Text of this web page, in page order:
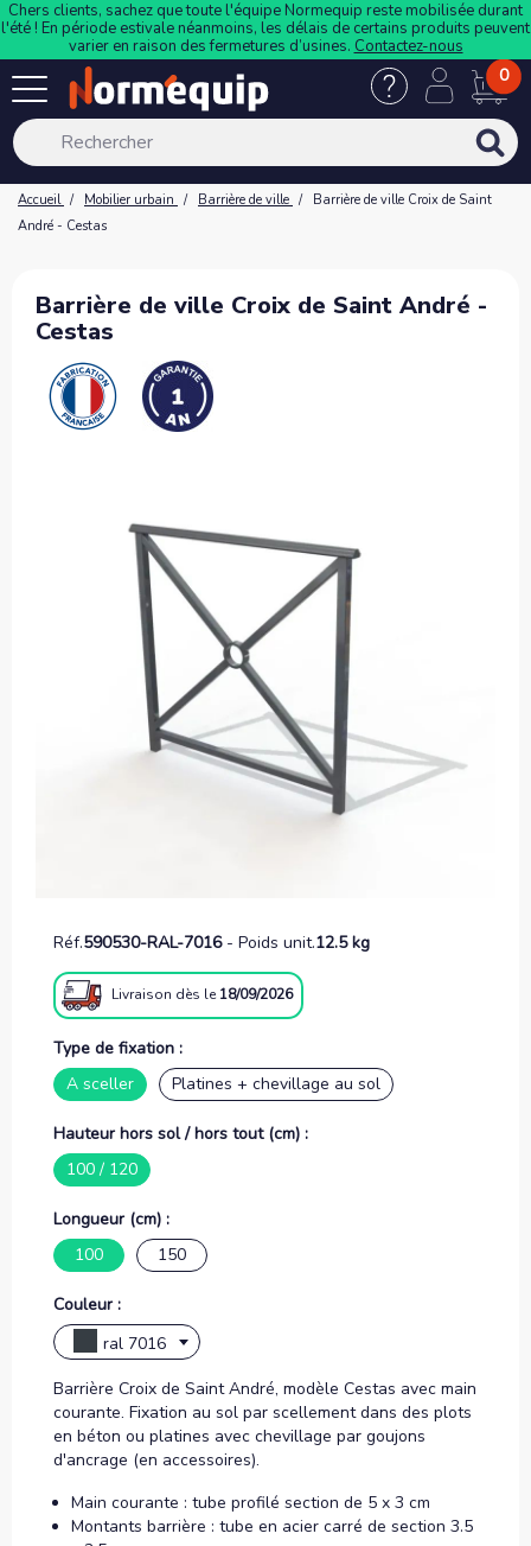
Chers clients, sachez que toute l'équipe Normequip reste mobilisée durant
l'été ! En période estivale néanmoins, les délais de certains produits peuvent
varier en raison des fermetures d’usines. Contactez-nous
0
Accueil Mobilier urbain Barrière de ville
Barrière de ville Croix de Saint
André - Cestas
Barrière de ville Croix de Saint André -
Cestas
Réf.590530-RAL-7016- Poids unit.12.5 kg
Livraison dès le 18/09/2026
Type de fixation :
A sceller
Platines + chevillage au sol
Hauteur hors sol / hors tout (cm) :
100 / 120
Longueur (cm) :
100
150
Couleur :
ral 7016
Barrière Croix de Saint André, modèle Cestas avec main
courante. Fixation au sol par scellement dans des plots
en béton ou platines avec chevillage par goujons
d'ancrage (en accessoires).
Main courante : tube profilé section de 5 x 3 cm
Montants barrière : tube en acier carré de section 3.5